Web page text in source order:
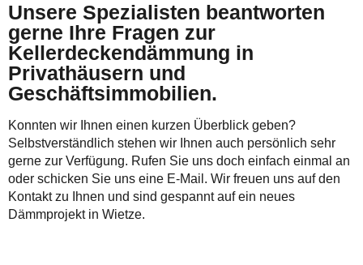
Unsere Spezialisten beantworten
gerne Ihre Fragen zur
Kellerdeckendämmung in
Privathäusern und
Geschäftsimmobilien.
Konnten wir Ihnen einen kurzen Überblick geben?
Selbstverständlich stehen wir Ihnen auch persönlich sehr
gerne zur Verfügung. Rufen Sie uns doch einfach einmal an
oder schicken Sie uns eine E-Mail. Wir freuen uns auf den
Kontakt zu Ihnen und sind gespannt auf ein neues
Dämmprojekt in Wietze.